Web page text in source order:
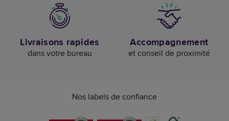
Livraisons rapides
dans votre bureau
Accompagnement
et conseil de proximité
Nos labels de confiance